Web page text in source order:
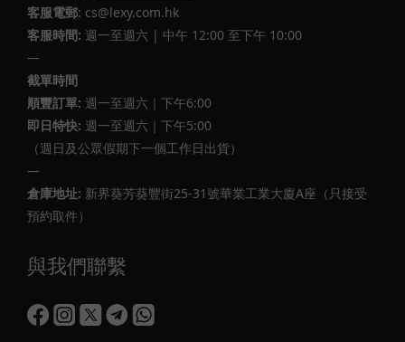
客服電郵: cs@lexy.com.hk
客服時間: 週一至週六 | 中午 12:00 至下午 10:00
—
截單時間
順豐訂單: 週一至週六｜下午6:00
即日特快: 週一至週六｜下午5:00
（週日及公眾假期下一個工作日出貨）
—
倉庫地址: 新界葵芳葵豐街25-31號華業工業大廈A座（只接受
預約取件）
與我們聯繫